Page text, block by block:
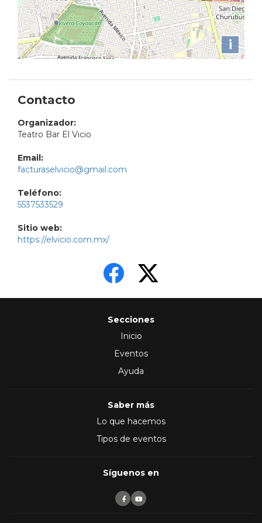
i
Contacto
Organizador:
Teatro Bar El Vicio
Email:
facturaselvicio@gmail.com
Teléfono:
5537533529
Sitio web:
https://elvicio.com.mx/
Secciones
Inicio
Eventos
Ayuda
Saber más
Lo que hacemos
Tipos de eventos
Síguenos en